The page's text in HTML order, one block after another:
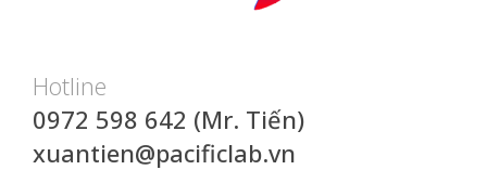
Hotline
0972 598 642 (Mr. Tiến)
xuantien@pacificlab.vn